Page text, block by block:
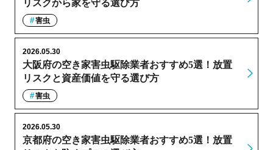
リスクから家を守る選び方
害虫
大阪府の空き家害虫駆除業者おすすめ5選！放置
リスクと資産価値を守る選び方
2026.05.30
害虫
京都府の空き家害虫駆除業者おすすめ5選！放置
2026.05.30